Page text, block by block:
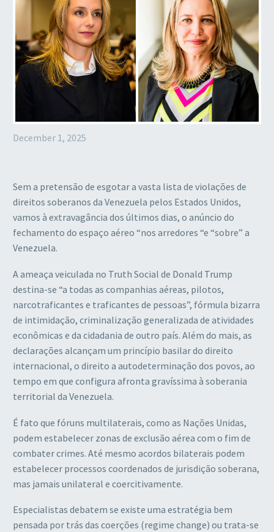
December 1, 2025
Sem a pretensão de esgotar a vasta lista de violações de
direitos soberanos da Venezuela pelos Estados Unidos,
vamos à extravagância dos últimos dias, o anúncio do
fechamento do espaço aéreo “nos arredores “e “sobre” a
Venezuela.
A ameaça veiculada no Truth Social de Donald Trump
destina-se “a todas as companhias aéreas, pilotos,
narcotraficantes e traficantes de pessoas”, fórmula bizarra
de intimidação, criminalização generalizada de atividades
econômicas e da cidadania de outro país. Além do mais, as
declarações alcançam um princípio basilar do direito
internacional, o direito a autodeterminação dos povos, ao
tempo em que configura afronta gravíssima à soberania
territorial da Venezuela.
É fato que fóruns multilaterais, como as Nações Unidas,
podem estabelecer zonas de exclusão aérea com o fim de
combater crimes. Até mesmo acordos bilaterais podem
estabelecer processos coordenados de jurisdição soberana,
mas jamais unilateral e coercitivamente.
Especialistas debatem se existe uma estratégia bem
pensada por trás das coerções (regime change) ou trata-se